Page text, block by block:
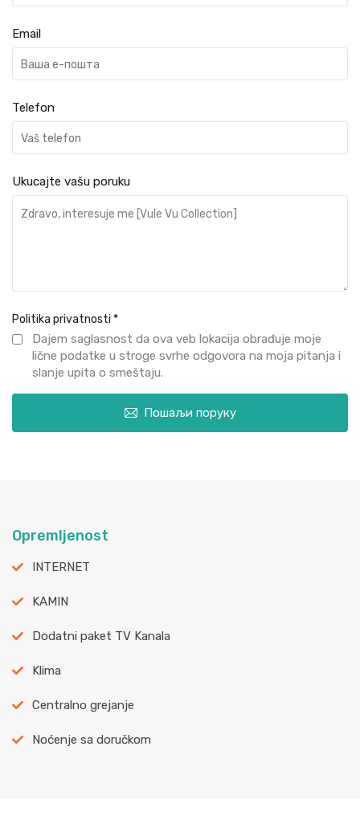
Email
Telefon
Ukucajte vašu poruku
Politika privatnosti *
Dajem saglasnost da ova veb lokacija obrađuje moje
lične podatke u stroge svrhe odgovora na moja pitanja i
slanje upita o smeštaju.
Пошаљи поруку
Opremljenost
INTERNET
KAMIN
Dodatni paket TV Kanala
Klima
Centralno grejanje
Noćenje sa doručkom